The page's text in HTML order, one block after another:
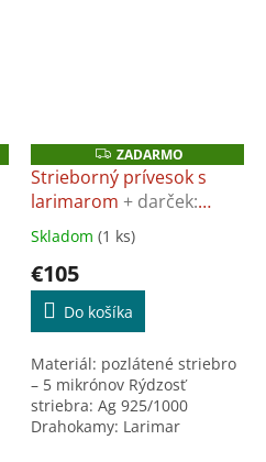
Z
A
D
A
M
O
ZADARMO
Strieborný prívesok s
larimarom + darček:
Univerzálna utierka na
šperky
Priemerné
produktu
5,0
5
hviezdičiek.
Skladom (1 ks)
€105
Do košíka
Materiál: pozlátené striebro
– 5 mikrónov Rýdzosť
striebra: Ag 925/1000
Drahokamy: Larimar